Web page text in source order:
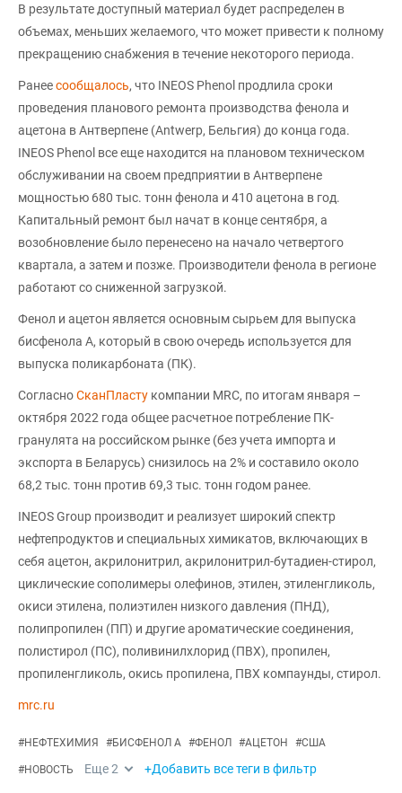
В результате доступный материал будет распределен в
объемах, меньших желаемого, что может привести к полному
прекращению снабжения в течение некоторого периода.
Ранеесообщалось, что INEOS Phenol продлила сроки
проведения планового ремонта производства фенола и
ацетона в Антверпене (Antwerp, Бельгия) до конца года.
INEOS Phenol все еще находится на плановом техническом
обслуживании на своем предприятии в Антверпене
мощностью 680 тыс. тонн фенола и 410 ацетона в год.
Капитальный ремонт был начат в конце сентября, а
возобновление было перенесено на начало четвертого
квартала, а затем и позже. Производители фенола в регионе
работают со сниженной загрузкой.
Фенол и ацетон является основным сырьем для выпуска
бисфенола А, который в свою очередь используется для
выпуска поликарбоната (ПК).
СогласноСканПласту компании MRC, по итогам января –
октября 2022 года общее расчетное потребление ПК-
гранулята на российском рынке (без учета импорта и
экспорта в Беларусь) снизилось на 2% и составило около
68,2 тыс. тонн против 69,3 тыс. тонн годом ранее.
INEOS Group производит и реализует широкий спектр
нефтепродуктов и специальных химикатов, включающих в
себя ацетон, акрилонитрил, акрилонитрил-бутадиен-стирол,
циклические сополимеры олефинов, этилен, этиленгликоль,
окиси этилена, полиэтилен низкого давления (ПНД),
полипропилен (ПП) и другие ароматические соединения,
полистирол (ПС), поливинилхлорид (ПВХ), пропилен,
пропиленгликоль, окись пропилена, ПВХ компаунды, стирол.
mrc.ru
#НЕФТЕХИМИЯ #БИСФЕНОЛ А #ФЕНОЛ #АЦЕТОН #США
#НОВОСТЬ Еще2 +Добавить все теги в фильтр